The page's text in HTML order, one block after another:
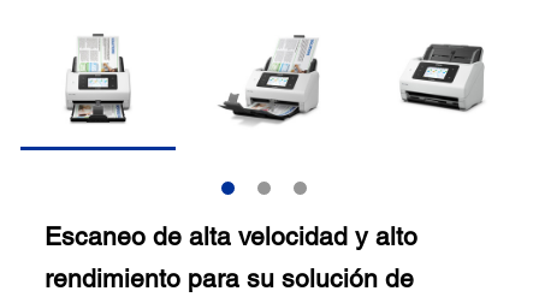
Escaneo de alta velocidad y alto
rendimiento para su solución de